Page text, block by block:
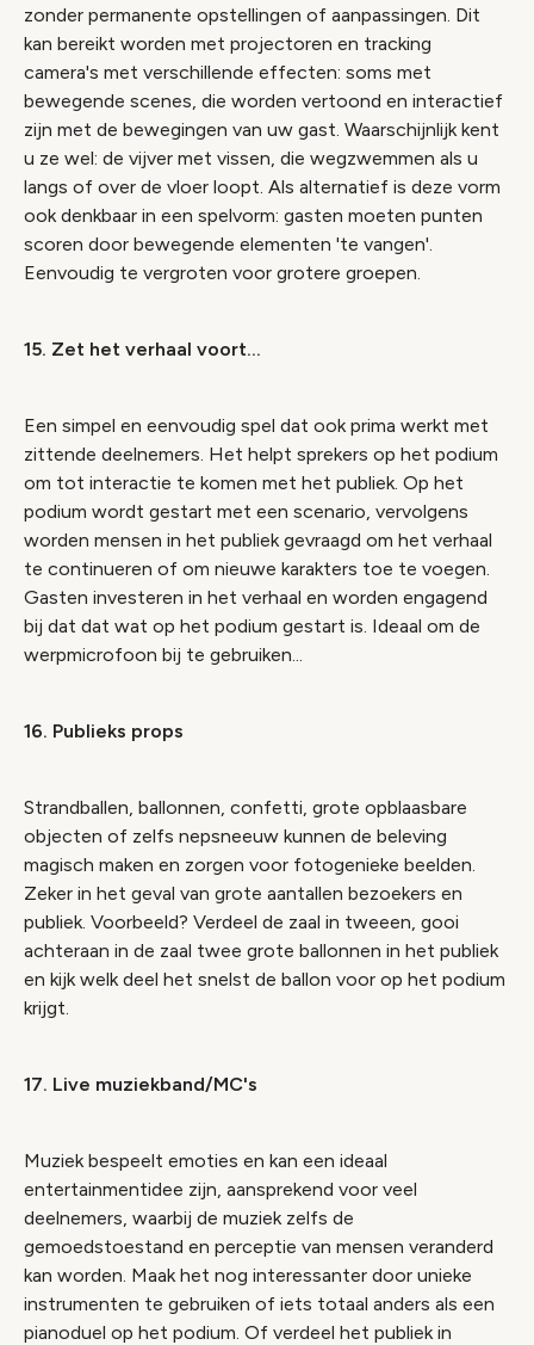
zonder permanente opstellingen of aanpassingen. Dit
kan bereikt worden met projectoren en tracking
camera's met verschillende effecten: soms met
bewegende scenes, die worden vertoond en interactief
zijn met de bewegingen van uw gast. Waarschijnlijk kent
u ze wel: de vijver met vissen, die wegzwemmen als u
langs of over de vloer loopt. Als alternatief is deze vorm
ook denkbaar in een spelvorm: gasten moeten punten
scoren door bewegende elementen 'te vangen'.
Eenvoudig te vergroten voor grotere groepen.
15. Zet het verhaal voort...
Een simpel en eenvoudig spel dat ook prima werkt met
zittende deelnemers. Het helpt sprekers op het podium
om tot interactie te komen met het publiek. Op het
podium wordt gestart met een scenario, vervolgens
worden mensen in het publiek gevraagd om het verhaal
te continueren of om nieuwe karakters toe te voegen.
Gasten investeren in het verhaal en worden engagend
bij dat dat wat op het podium gestart is. Ideaal om de
werpmicrofoon bij te gebruiken...
16. Publieks props
Strandballen, ballonnen, confetti, grote opblaasbare
objecten of zelfs nepsneeuw kunnen de beleving
magisch maken en zorgen voor fotogenieke beelden.
Zeker in het geval van grote aantallen bezoekers en
publiek. Voorbeeld? Verdeel de zaal in tweeen, gooi
achteraan in de zaal twee grote ballonnen in het publiek
en kijk welk deel het snelst de ballon voor op het podium
krijgt.
17. Live muziekband/MC's
Muziek bespeelt emoties en kan een ideaal
entertainmentidee zijn, aansprekend voor veel
deelnemers, waarbij de muziek zelfs de
gemoedstoestand en perceptie van mensen veranderd
kan worden. Maak het nog interessanter door unieke
instrumenten te gebruiken of iets totaal anders als een
pianoduel op het podium. Of verdeel het publiek in